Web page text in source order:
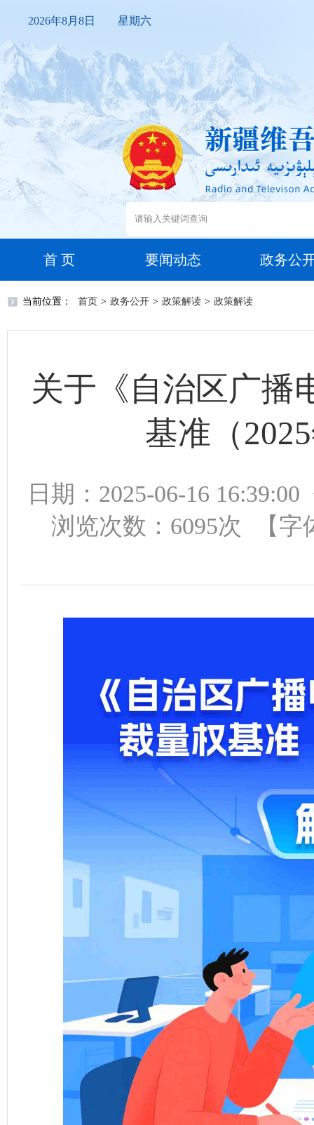
2026年8月8日 星期六
首 页 要闻动态 政务公
当前位置： 首页 > 政务公开 > 政策解读 > 政策解读
关于《自治区广播
基准（
日期：2025-06-16 16:39:00
浏览次数： 6095次 【